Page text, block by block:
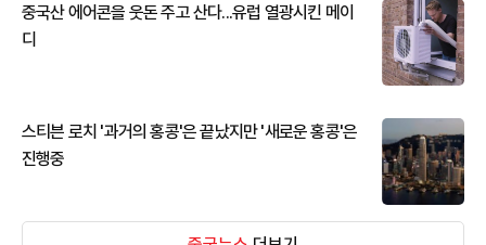
중국산 에어콘을 웃돈 주고 산다...유럽 열광시킨 메이
디
스티븐 로치 '과거의 홍콩'은 끝났지만 '새로운 홍콩'은
진행중